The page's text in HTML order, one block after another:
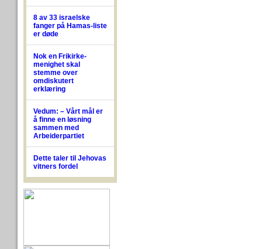
8 av 33 israelske
fanger på Hamas-liste
er døde
Nok en Frikirke-
menighet skal
stemme over
omdiskutert
erklæring
Vedum: – Vårt mål er
å finne en løsning
sammen med
Arbeiderpartiet
Dette taler til Jehovas
vitners fordel